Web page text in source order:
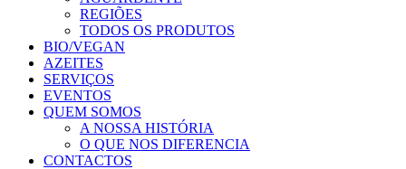
REGIÕES
TODOS OS PRODUTOS
BIO/VEGAN
AZEITES
SERVIÇOS
EVENTOS
QUEM SOMOS
A NOSSA HISTÓRIA
O QUE NOS DIFERENCIA
CONTACTOS